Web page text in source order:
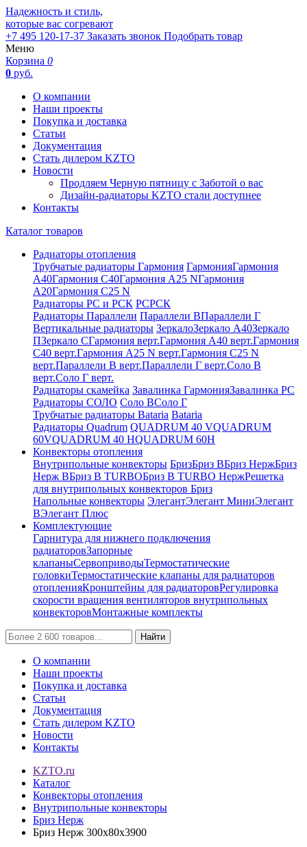
Надежность и стиль,
которые вас согревают
+7 495 120-17-37 Заказать звонок Подобрать товар
Меню
Корзина 0
0 руб.
О компании
Наши проекты
Покупка и доставка
Статьи
Документация
Стать дилером KZTO
Новости
Продляем Черную пятницу с Заботой о вас
Дизайн-радиаторы KZTO стали доступнее
Контакты
Каталог товаров
Радиаторы отопления
Трубчатые радиаторы Гармония ГармонияГармония
А40Гармония С40Гармония А25 NГармония
А20Гармония С25 N
Радиаторы РС и РСК РСРСК
Радиаторы Параллели Параллели ВПараллели Г
Вертикальные радиаторы ЗеркалоЗеркало А40Зеркало
ПЗеркало СГармония верт.Гармония А40 верт.Гармония
С40 верт.Гармония А25 N верт.Гармония С25 N
верт.Параллели В верт.Параллели Г верт.Соло В
верт.Соло Г верт.
Радиаторы скамейка Завалинка ГармонияЗавалинка РС
Радиаторы СОЛО Соло ВСоло Г
Трубчатые радиаторы Bataria Bataria
Радиаторы Quadrum QUADRUM 40 VQUADRUM
60VQUADRUM 40 HQUADRUM 60H
Конвекторы отопления
Внутрипольные конвекторы БризБриз ВБриз НержБриз
Нерж ВБриз В TURBOБриз В TURBO НержРешетка
для внутрипольных конвекторов Бриз
Напольные конвекторы ЭлегантЭлегант МиниЭлегант
ВЭлегант Плюс
Комплектующие
Гарнитура для нижнего подключения
радиаторовЗапорные
клапаныСервоприводыТермостатические
головкиТермостатические клапаны для радиаторов
отопленияКронштейны для радиаторовРегулировка
скорости вращения вентиляторов внутрипольных
конвекторовМонтажные комплекты
Найти
О компании
Наши проекты
Покупка и доставка
Статьи
Документация
Стать дилером KZTO
Новости
Контакты
KZTO.ru
Каталог
Конвекторы отопления
Внутрипольные конвекторы
Бриз Нерж
Бриз Нерж 300х80х3900